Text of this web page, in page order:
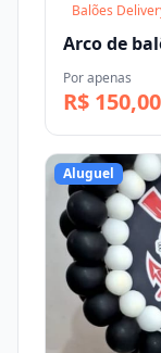
Balões
Arco de
Por apenas
R$ 150,00
Aluguel